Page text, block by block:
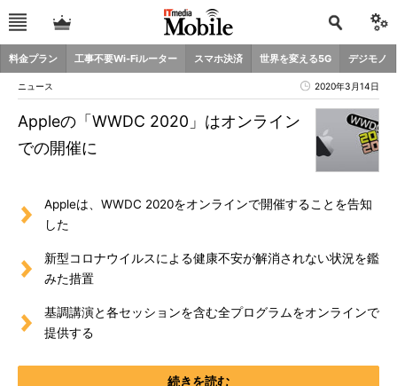
料金プラン 工事不要Wi-Fiルーター スマホ決済 世界を変える5G デジモノ
ニュース 2020年3月14日
Appleの「WWDC 2020」はオンライン
での開催に
Appleは、WWDC 2020をオンラインで開催することを告知
した
新型コロナウイルスによる健康不安が解消されない状況を鑑
みた措置
基調講演と各セッションを含む全プログラムをオンラインで
提供する
続きを読む